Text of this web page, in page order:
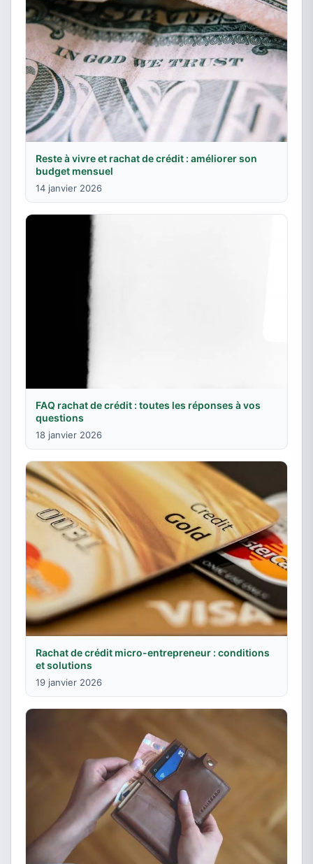
Reste à vivre et rachat de crédit : améliorer son
budget mensuel
14 janvier 2026
FAQ rachat de crédit : toutes les réponses à vos
questions
18 janvier 2026
Rachat de crédit micro-entrepreneur : conditions
et solutions
19 janvier 2026